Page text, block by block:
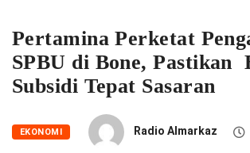
Pertamina Perketat
SPBU di Bone, Pastikan
Subsidi Tepat Sasaran
EKONOMI Radio Almarkaz